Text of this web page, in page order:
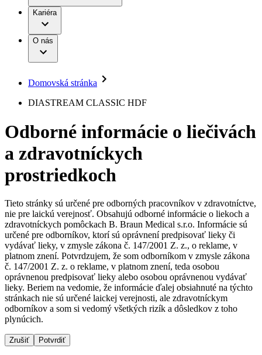
Terapie
Kontinencia a urológia
Liečba bolesti
Miniinvazívna chirurgia
Nutričná terapia
Onkológia
Ortopédia
Prevencia a kontrola infekcií
Spinálna chirurgia
Starostlivosť o rany
Uzatváranie rán
Riešenia
Terapie
B. Braun Avitum
Ochorenia
Služby pre pacientov
Dialyzačné strediská
B. Braun Avitum poskytuje kvalitnú dialyzačnú starostlivosť
vo všetkých svojich strediskách na Slovensku. Viac
informácií nájdete na stránke jednotlivých stredísk.
Práca a kariéra
Naša kultúra
Vaša príležitosť
Nájdite si prácu u nás​
Objavte svoje kariérne príležitosti ​v B. Braun. Vyhľadajte náš
trh práce​ pre zaujímavé pozície na Slovensku.​
Zodpovednosť
Médiá
Tlačové správy
Kontakt
Kontaktný formulár
Spoločnosť
Médiá
Kontakt
Kariéra
O nás
Domovská stránka
DIASTREAM CLASSIC HDF
Odborné informácie o liečivách
a zdravotníckych
prostriedkoch
Tieto stránky sú určené pre odborných pracovníkov v zdravotníctve,
nie pre laickú verejnosť. Obsahujú odborné informácie o liekoch a
zdravotníckych pomôckach B. Braun Medical s.r.o. Informácie sú
určené pre odborníkov, ktorí sú oprávnení predpisovať lieky či
vydávať lieky, v zmysle zákona č. 147/2001 Z. z., o reklame, v
platnom znení. Potvrdzujem, že som odborníkom v zmysle zákona
č. 147/2001 Z. z. o reklame, v platnom znení, teda osobou
oprávnenou predpisovať lieky alebo osobou oprávnenou vydávať
lieky. Beriem na vedomie, že informácie ďalej obsiahnuté na týchto
stránkach nie sú určené laickej verejnosti, ale zdravotníckym
odborníkov a som si vedomý všetkých rizík a dôsledkov z toho
plynúcich.
Zrušiť Potvrdiť